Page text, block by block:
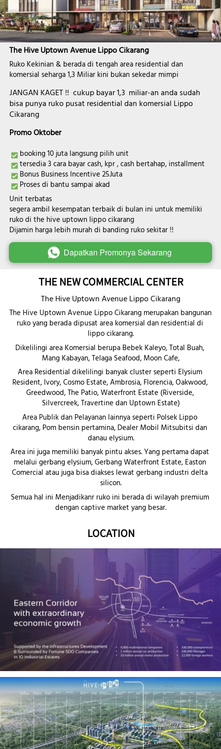
The Hive Uptown Avenue Lippo Cikarang
Ruko Kekinian & berada di tengah area residential dan
komersial seharga 1,3 Miliar kini bukan sekedar mimpi
JANGAN KAGET !!  cukup bayar 1,3  miliar-an anda sudah
bisa punya ruko pusat residential dan komersial Lippo
Cikarang
Promo Oktober
booking 10 juta langsung pilih unit
tersedia 3 cara bayar cash, kpr , cash bertahap, installment
Bonus Business Incentive 25Juta
Proses di bantu sampai akad
Unit terbatas
segera ambil kesempatan terbaik di bulan ini untuk memiliki
ruko di the hive uptown lippo cikarang
Dijamin harga lebih murah di banding ruko sekitar !!
` Dapatkan Promonya Sekarang
THE NEW COMMERCIAL CENTER
The Hive Uptown Avenue Lippo Cikarang
The Hive Uptown Avenue Lippo Cikarang merupakan bangunan
ruko yang berada dipusat area komersial dan residential di
lippo cikarang.
Dikelilingi area Komersial berupa Bebek Kaleyo, Total Buah,
Mang Kabayan, Telaga Seafood, Moon Cafe,
Area Residential dikelilingi banyak cluster seperti Elysium
Resident, Ivory, Cosmo Estate, Ambrosia, Florencia, Oakwood,
Greedwood, The Patio, Waterfront Estate (Riverside,
Silvercreek, Travertine dan Uptown Estate)
Area Publik dan Pelayanan lainnya seperti Polsek Lippo
cikarang, Pom bensin pertamina, Dealer Mobil Mitsubitsi dan
danau elysium.
Area ini juga memiliki banyak pintu akses. Yang pertama dapat
melalui gerbang elysium, Gerbang Waterfront Estate, Easton
Comercial atau juga bisa diakses lewat gerbang industri delta
silicon.
Semua hal ini Menjadikanr ruko ini berada di wilayah premium
dengan captive market yang besar.
LOCATION